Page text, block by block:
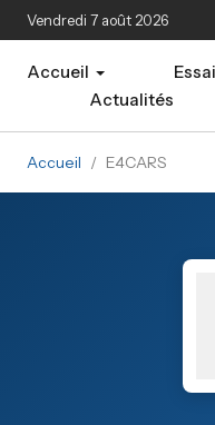
Aller au contenu principal
Vendredi 7 août 2026
Accueil
Actualités
Accueil / E4CARS